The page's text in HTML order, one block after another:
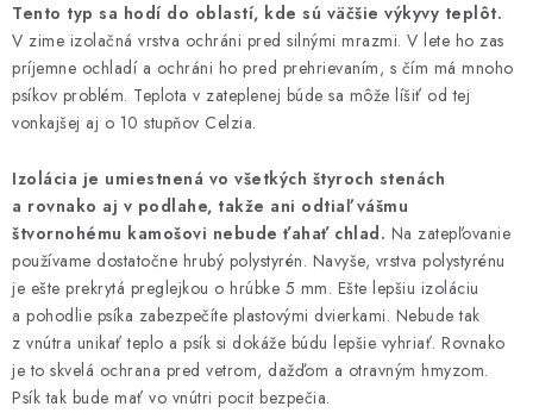
i
e
p
r
k
y
v
ý
p
i
s
u
Tento typ sa hodí do oblastí, kde sú väčšie výkyvy teplôt.
V zime izolačná vrstva ochráni pred silnými mrazmi. V lete ho zas
príjemne ochladí a ochráni ho pred prehrievaním, s čím má mnoho
psíkov problém. Teplota v zateplenej búde sa môže líšiť od tej
vonkajšej aj o 10 stupňov Celzia.
Izolácia je umiestnená vo všetkých štyroch stenách
a rovnako aj v podlahe, takže ani odtiaľ vášmu
štvornohému kamošovi nebude ťahať chlad. Na zatepľovanie
používame dostatočne hrubý polystyrén. Navyše, vrstva polystyrénu
je ešte prekrytá preglejkou o hrúbke 5 mm. Ešte lepšiu izoláciu
a pohodlie psíka zabezpečíte plastovými dvierkami. Nebude tak
z vnútra unikať teplo a psík si dokáže búdu lepšie vyhriať. Rovnako
je to skvelá ochrana pred vetrom, dažďom a otravným hmyzom.
Psík tak bude mať vo vnútri pocit bezpečia.